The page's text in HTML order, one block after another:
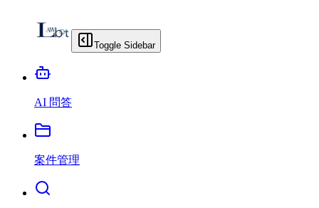
Toggle Sidebar
AI 問答
案件管理